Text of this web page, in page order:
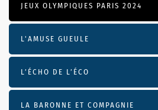
JEUX OLYMPIQUES PARIS 2024
L'AMUSE GUEULE
L’ÉCHO DE L’ÉCO
LA BARONNE ET COMPAGNIE